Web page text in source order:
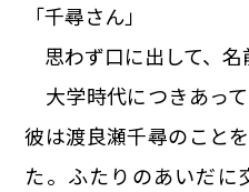
「千尋さん」
思わず口に出して、名
大学時代につきあっ
彼は渡良瀬千尋のこと
た。ふたりのあいだに